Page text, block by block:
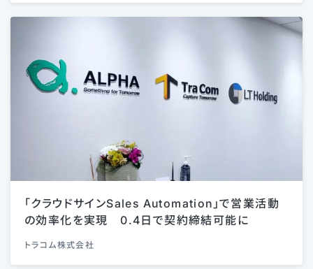
「クラウドサインSales Automation」で営業活動
の効率化を実現 0.4日で契約締結可能に
トラコム株式会社